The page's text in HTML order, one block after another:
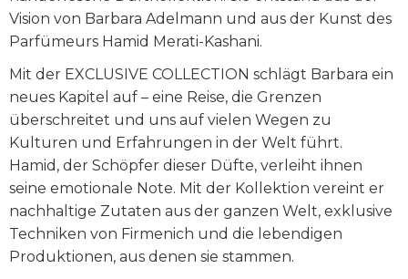
Vision von Barbara Adelmann und aus der Kunst des
Parfümeurs Hamid Merati-Kashani.
Mit der EXCLUSIVE COLLECTION schlägt Barbara ein
neues Kapitel auf – eine Reise, die Grenzen
überschreitet und uns auf vielen Wegen zu
Kulturen und Erfahrungen in der Welt führt.
Hamid, der Schöpfer dieser Düfte, verleiht ihnen
seine emotionale Note. Mit der Kollektion vereint er
nachhaltige Zutaten aus der ganzen Welt, exklusive
Techniken von Firmenich und die lebendigen
Produktionen, aus denen sie stammen.